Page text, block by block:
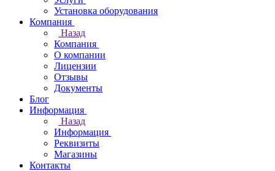
Установка оборудования
Компания
Назад
Компания
О компании
Лицензии
Отзывы
Документы
Блог
Информация
Назад
Информация
Реквизиты
Магазины
Контакты